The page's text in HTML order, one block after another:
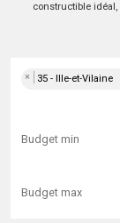
constructible
× 35 - Ille-et-Vilaine